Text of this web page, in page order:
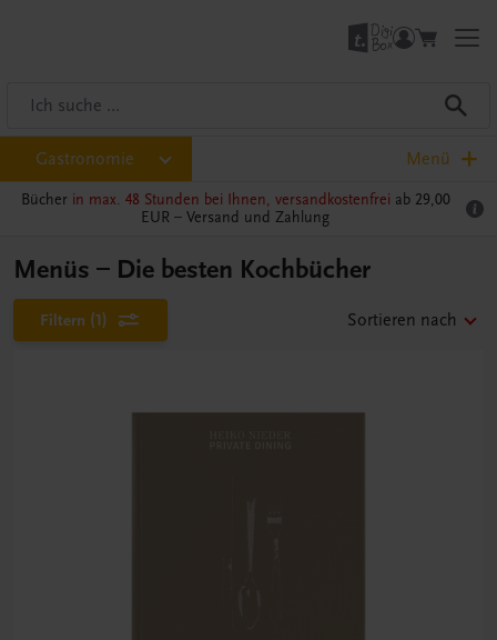
Gastronomie Menü
Bücher in max. 48 Stunden bei Ihnen, versandkostenfrei ab 29,00
EUR – Versand und Zahlung
Menüs – Die besten Kochbücher
Filtern (1) Sortieren nach